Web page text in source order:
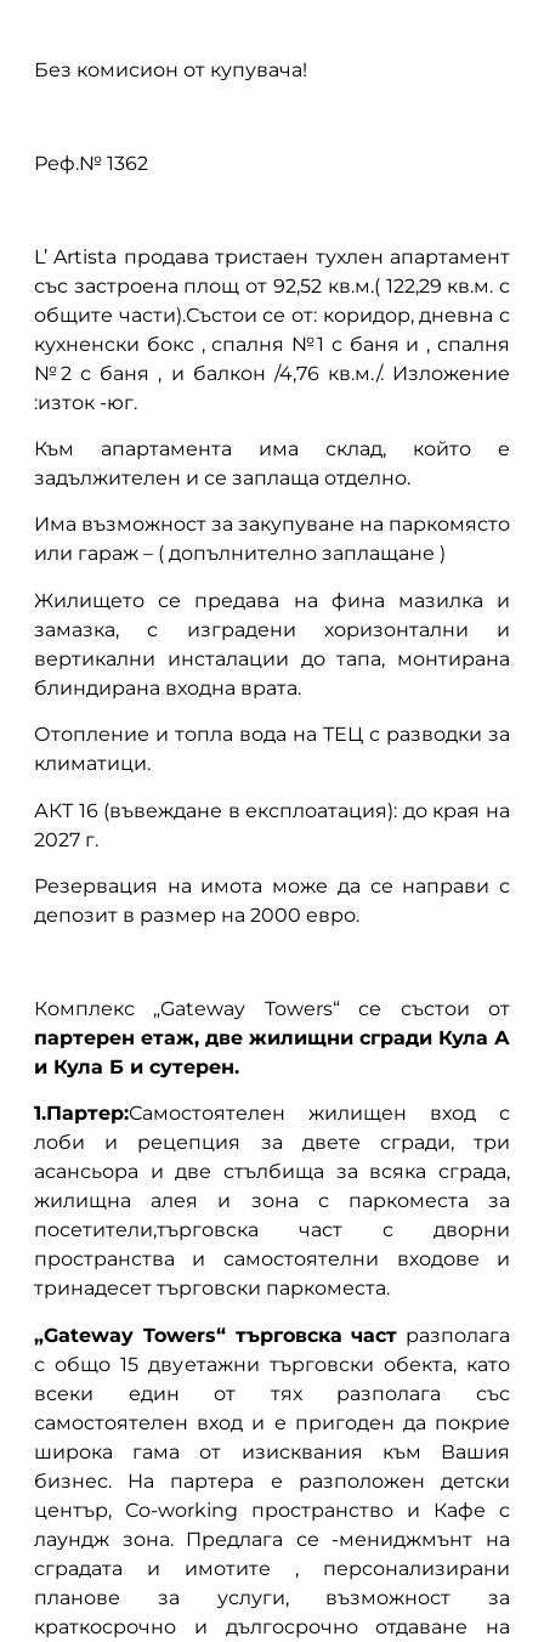
Без комисион от купувача!
Реф.№ 1362
L’ Artista продава тристаен тухлен апартамент
със застроена площ от 92,52 кв.м.( 122,29 кв.м. с
общите части).Състои се от: коридор, дневна с
кухненски бокс , спалня №1 с баня и , спалня
№2 с баня , и балкон /4,76 кв.м./. Изложение
:изток -юг.
Към апартамента има склад, който е
задължителен и се заплаща отделно.
Има възможност за закупуване на паркомясто
или гараж – ( допълнително заплащане )
Жилището се предава на фина мазилка и
замазка, с изградени хоризонтални и
вертикални инсталации до тапа, монтирана
блиндирана входна врата.
Отопление и топла вода на ТЕЦ с разводки за
климатици.
АКТ 16 (въвеждане в експлоатация): до края на
2027 г.
Резервация на имота може да се направи с
депозит в размер на 2000 евро.
Комплекс „Gateway Towers“ се състои от
партерен етаж, две жилищни сгради Кула А
и Кула Б и сутерен.
1.Партер:Самостоятелен жилищен вход с
лоби и рецепция за двете сгради, три
асансьора и две стълбища за всяка сграда,
жилищна алея и зона с паркоместа за
посетители,търговска част с дворни
пространства и самостоятелни входове и
тринадесет търговски паркоместа.
„Gateway Towers“ търговска част разполага
с общо 15 двуетажни търговски обекта, като
всеки един от тях разполага със
самостоятелен вход и е пригоден да покрие
широка гама от изисквания към Вашия
бизнес. На партера е разположен детски
център, Co-working пространство и Кафе с
лаундж зона. Предлага се -мениджмънт на
сградата и имотите , персонализирани
планове за услуги, възможност за
краткосрочно и дългосрочно отдаване на